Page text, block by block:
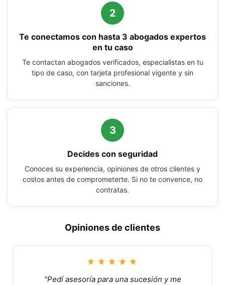
2
Te conectamos con hasta 3 abogados expertos
en tu caso
Te contactan abogados verificados, especialistas en tu
tipo de caso, con tarjeta profesional vigente y sin
sanciones.
3
Decides con seguridad
Conoces su experiencia, opiniones de otros clientes y
costos antes de comprometerte. Si no te convence, no
contratas.
Opiniones de clientes
★★★★★
"Pedí asesoría para una sucesión y me